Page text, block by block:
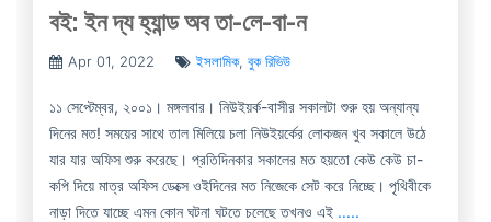
বই: ইন দ্য হ্যান্ড অব তা-লে-বা-ন
Apr 01, 2022 ইসলামিক, বুক রিভিউ
১১ সেপ্টেম্বর, ২০০১। মঙ্গলবার। নিউইয়র্ক-বাসীর সকালটা শুরু হয় অন্যান্য
দিনের মত! সময়ের সাথে তাল মিলিয়ে চলা নিউইয়র্কের লোকজন খুব সকালে উঠে
যার যার অফিস শুরু করেছে। প্রতিদিনকার সকালের মত হয়তো কেউ কেউ চা-
কপি দিয়ে মাত্র অফিস ডেক্সে ওইদিনের মত নিজেকে সেট করে নিচ্ছে। পৃথিবীকে
নাড়া দিতে যাচ্ছে এমন কোন ঘটনা ঘটতে চলেছে তখনও এই .....